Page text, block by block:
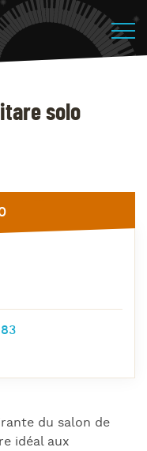
solo
du salon de
idéal aux